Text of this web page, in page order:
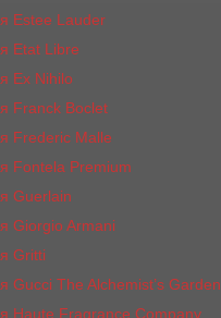
Estee Lаudеr
Etat Libre
Ex Nihilo
Franck Boclet
Frеderic Mаlle
Fontela Premium
Guerlain
Giorgio Armani
Gritti
The Alchemist’s Garden.
Haute Fragrance Company